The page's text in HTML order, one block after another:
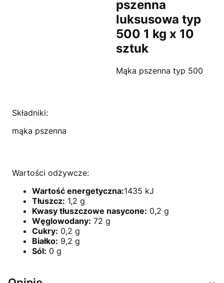
pszenna
luksusowa typ
500 1 kg x 10
sztuk
Mąka pszenna typ 500
Składniki:
mąka pszenna
Wartości odżywcze:
Wartość energetyczna:1435 kJ
Tłuszcz: 1,2 g
Kwasy tłuszczowe nasycone: 0,2 g
Węglowodany: 72 g
Cukry: 0,2 g
Białko: 9,2 g
Sól: 0 g